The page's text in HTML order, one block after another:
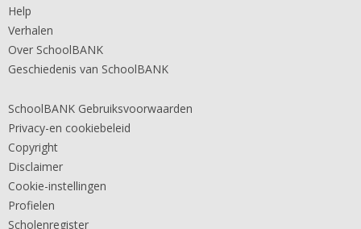
Help
Verhalen
Over SchoolBANK
Geschiedenis van SchoolBANK
SchoolBANK Gebruiksvoorwaarden
Privacy-en cookiebeleid
Copyright
Disclaimer
Cookie-instellingen
Profielen
Scholenregister